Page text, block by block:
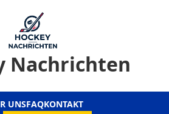
Nachrichten
UNSFAQKONTAKT